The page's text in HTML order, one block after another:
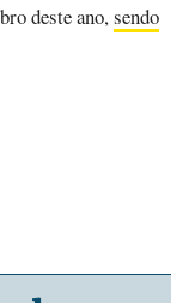
deste ano,sendo